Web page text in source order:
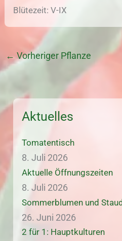
Blütezeit: V-IX
← Vorheriger Pflanze
Aktuelles
Tomatentisch
8. Juli 2026
Aktuelle Öffnungszeiten
8. Juli 2026
Sommerblumen und
26. Juni 2026
2 für 1: Hauptkulturen